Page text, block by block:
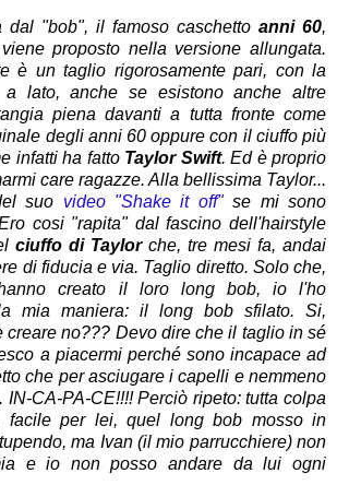
dal "bob", il famoso caschetto anni 60,
proposto nella versione allungata.
è un taglio rigorosamente pari, con la
lato, anche se esistono anche altre
piena davanti a tutta fronte come
degli anni 60 oppure con il ciuffo più
infatti ha fatto Taylor Swift. Ed è proprio
care ragazze. Alla bellissima Taylor...
suo video "Shake it off"se mi sono
cosi "rapita" dal fascino dell'hairstyle
ciuffo di Taylorche, tre mesi fa, andai
di fiducia e via. Taglio diretto. Solo che,
creato il loro long bob, io l'ho
mia maniera: il long bob sfilato. Si,
creare no??? Devo dire che il taglio in sé
a piacermi perché sono incapace ad
che per asciugare i capelli e nemmeno
IN-CA-PA-CE!!!!Perciò ripeto: tutta colpa
facile per lei, quel long bob mosso in
ma Ivan (il mio parrucchiere) non
e io non posso andare da lui ogni